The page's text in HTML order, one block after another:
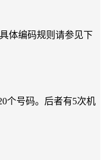
体编码规则请参见下
个号码。后者有5次机